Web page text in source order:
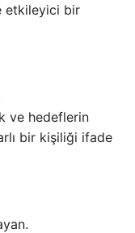
etkileyici bir
ve hedeflerin
bir kişiliği ifade